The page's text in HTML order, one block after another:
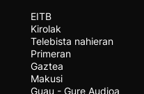
EITB
Kirolak
Telebista nahieran
Primeran
Gaztea
Makusi
Guau - Gure Audioa